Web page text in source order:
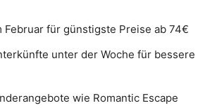
Februar für günstigste Preise ab 74€
unter der Woche für bessere
wie Romantic Escape